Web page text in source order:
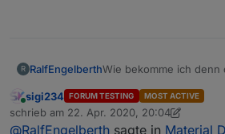
R RalfEngelberthWie bekomme ich denn
Online
sigi234 FORUM TESTING MOST ACTIVE
schrieb am 22. Apr. 2020, 20:04
zuletzt editiert von sigi234
@RalfEngelberth sagte in Material